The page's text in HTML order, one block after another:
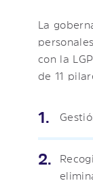
La
con la
de 11